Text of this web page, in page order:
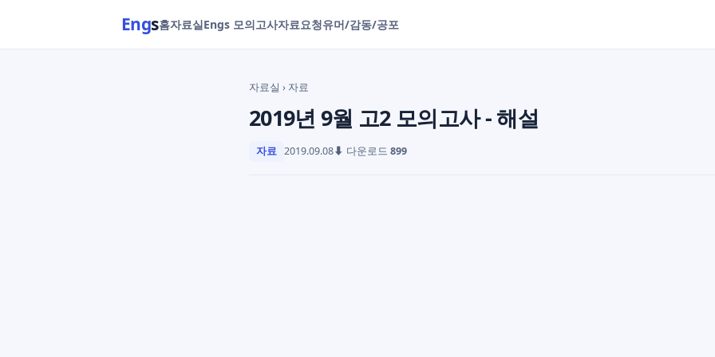
Engs홈자료실Engs 모의고사자료요청유머/감동/공포
자료실 › 자료
2019년 9월 고2 모의고사 - 해설
자료 2019.09.08⬇ 다운로드 899